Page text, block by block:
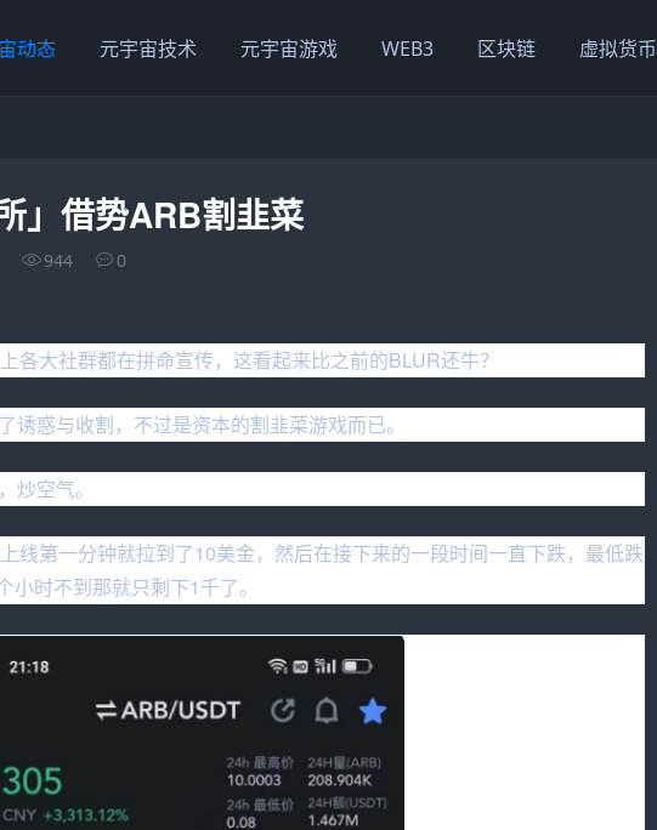
动态 元宇宙技术 元宇宙游戏 WEB3 区块链 虚拟货币
」借势ARB割韭菜
944 0
各大社群都在拼命宣传，这看起来比之前的BLUR还牛？
惑与收割，不过是资本的割韭菜游戏而已。
炒空气。
线第一分钟就拉到了10美金，然后在接下来的一段时间一直下跌，最低跌
时不到那就只剩下1千了。